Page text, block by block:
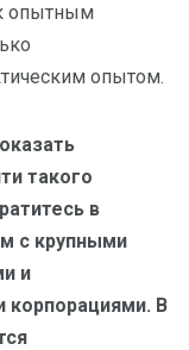
опытным
опытом.
такого
в
с крупными
и
корпорациями. В